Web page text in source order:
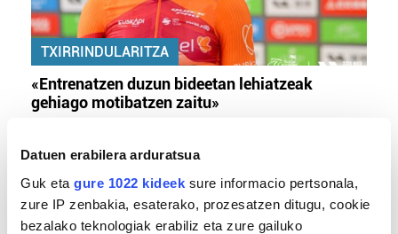
Datuen erabilera arduratsua
Guk eta gure 1022 kideek sure informacio pertsonala,
zure IP zenbakia, esaterako, prozesatzen ditugu, cookie
bezalako teknologiak erabiliz eta zure gailuko
TXIRRINDULARITZA
«Entrenatzen duzun bideetan lehiatzeak
gehiago motibatzen zaitu»